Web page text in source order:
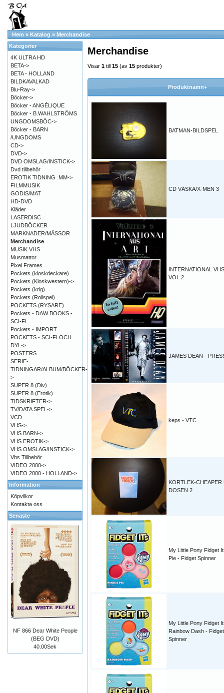
Hem » Katalog » Merchandise
Merchandise
Visar 1 till 15 (av 15 produkter)
Produktnamn+
BATMAN-BILDSPEL
CD VÄSKA/X-MEN 3
INTERNATIONAL
VOL 2
JAMES DEAN -
keps - VTC
KORTLEK-CHEAPER
DOSEN 2
My Little Pony Fidget
Pie - Fidget Spinner
My Little Pony Fidget
Rainbow Dash - Fidget
Spinner
Kategorier
4K ULTRA HD
BETA->
BETA - HOLLAND
BILDKAVALKAD
Blu-Ray->
Böcker->
Böcker - ANGÉLIQUE
Böcker - B.WAHLSTRÖMS
UNGDOMSBÖC->
Böcker - BARN
/UNGDOMS
CD->
DVD->
DVD OMSLAG/INSTICK->
Dvd tillbehör
EROTIK TIDNING .MM->
FILMMUSIK
GODIS/MAT
HD-DVD
Kläder
LASERDISC
LJUDBÖCKER
MARKNADER/MÄSSOR
Merchandise
MUSIK VHS
Musmattor
Pixel Frames
Pockets (kioskdeckare)
Pockets (Kioskwestern)->
Pockets (krig)
Pockets (Rollspel)
POCKETS (RYSARE)
Pockets - DAW BOOKS -
SCI-FI
Pockets - IMPORT
POCKETS - SCI-FI OCH
DYL->
POSTERS
SERIE-
TIDNINGAR/ALBUM/BÖCKER-
>
SUPER 8 (Div)
SUPER 8 (Erotik)
TIDSKRIFTER->
TV/DATA SPEL->
VCD
VHS->
VHS BARN->
VHS EROTIK->
VHS OMSLAG/INSTICK->
Vhs Tillbehör
VIDEO 2000->
VIDEO 2000 - HOLLAND->
Information
Köpvilkor
Kontakta oss
Senaste
NF 866 Dear White People
(BEG DVD)
40.00Sek